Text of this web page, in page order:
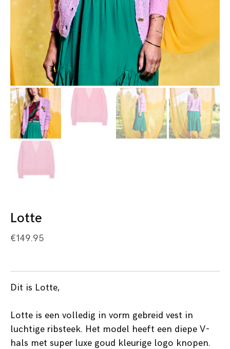
Lotte
€149.95
Dit is Lotte,
Lotte is een volledig in vorm gebreid vest in
luchtige ribsteek. Het model heeft een diepe V-
hals met super luxe goud kleurige logo knopen.